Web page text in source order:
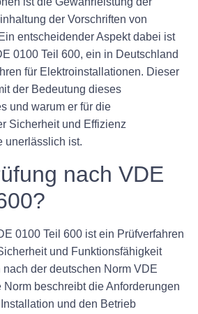
der Vorschriften von
entscheidender Aspekt dabei ist
0100 Teil 600, ein in Deutschland
für Elektroinstallationen. Dieser
der Bedeutung dieses
und warum er für die
Sicherheit und Effizienz
unerlässlich ist.
nach VDE
0100 Teil 600 ist ein Prüfverfahren
und Funktionsfähigkeit
der deutschen Norm VDE
beschreibt die Anforderungen
und den Betrieb